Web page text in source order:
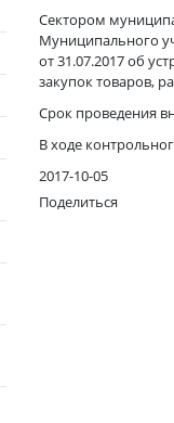
Сектором
Муниципального
от 31.07.2017 об
закупок товаров,
Срок проведения
В ходе
2017-10-05
Поделиться